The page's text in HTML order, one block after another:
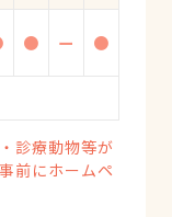
● ー ●
診療動物等が
前にホームペ